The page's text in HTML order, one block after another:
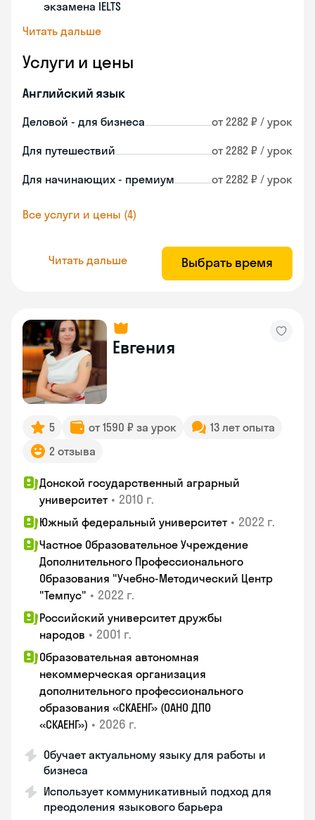
экзамена IELTS
Читать дальше
Услуги и цены
Английский язык
Деловой - для бизнеса от 2282 ₽ / урок
Для путешествий от 2282 ₽ / урок
Для начинающих - премиум от 2282 ₽ / урок
Все услуги и цены (4)
Читать дальше Выбрать время
Евгения
5 от 1590 ₽ за урок
13 лет опыта
2 отзыва
Донской государственный аграрный
университет • 2010 г.
Южный федеральный университет • 2022 г.
Частное Образовательное Учреждение
Дополнительного Профессионального
Образования "Учебно-Методический Центр
"Темпус" • 2022 г.
Российский университет дружбы
народов • 2001 г.
Образовательная автономная
некоммерческая организация
дополнительного профессионального
образования «СКАЕНГ» (ОАНО ДПО
«СКАЕНГ») • 2026 г.
Обучает актуальному языку для работы и
бизнеса
Использует коммуникативный подход для
преодоления языкового барьера